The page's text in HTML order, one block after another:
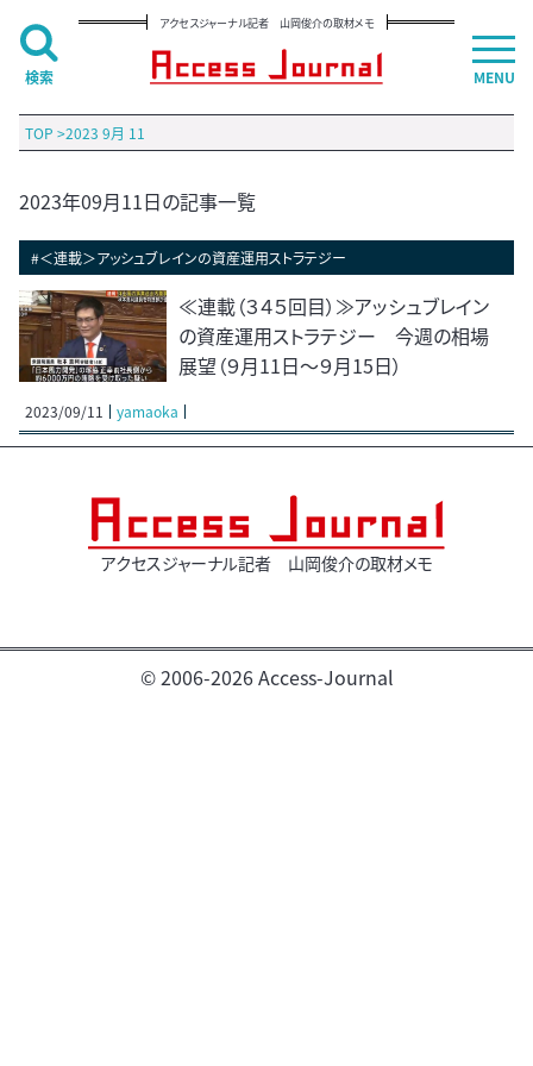
アクセスジャーナル記者 山岡俊介の取材メモ
TOP >2023 9月 11
2023年09月11日の記事一覧
#＜連載＞アッシュブレインの資産運用ストラテジー
≪連載（３４５回目）≫アッシュブレイン
の資産運用ストラテジー 今週の相場
展望（９月11日～９月15日）
2023/09/11 yamaoka
アクセスジャーナル記者 山岡俊介の取材メモ
© 2006-2026 Access-Journal
MENU
検索